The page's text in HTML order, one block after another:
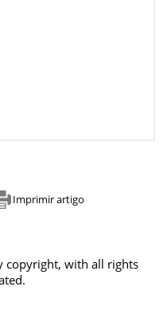
Imprimir artigo
copyright, with all rights